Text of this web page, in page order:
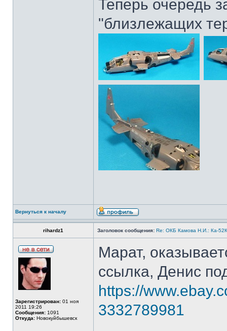
Теперь очередь
"близлежащих
Вернуться к началу
rihardz1 Заголовок сообщения: Re: ОКБ Камова Н.И.: Ка-
Зарегистрирован: 01 ноя
2011 19:26
Сообщения: 1091
Откуда: Новокуйбышевск
Марат,
ссылка, Денис
https://
3332789981